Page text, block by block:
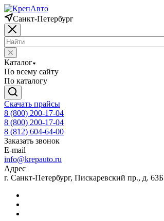
Санкт-Петербург
Каталог
По всему сайту
По каталогу
Скачать прайсы
8 (800) 200-17-04
8 (800) 200-17-04
8 (812) 604-64-00
Заказать звонок
E-mail
info@krepauto.ru
Адрес
г. Санкт-Петербург, Пискаревский пр., д. 63Б